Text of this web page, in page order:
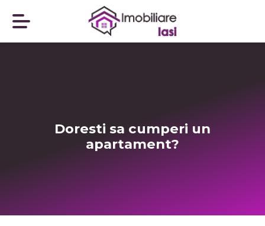
Doresti sa cumperi un
apartament?